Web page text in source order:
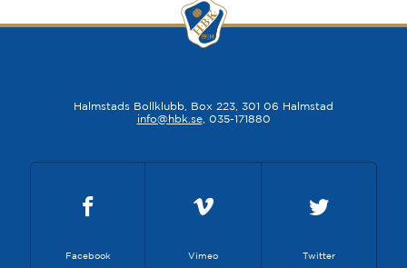
Halmstads Bollklubb, Box 223, 301 06 Halmstad
info@hbk.se, 035-171880
Facebook Vimeo Twitter